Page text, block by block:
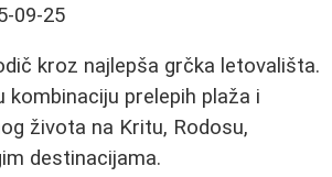
09-25
kroz najlepša grčka letovališta.
kombinaciju prelepih plaža i
života na Kritu, Rodosu,
destinacijama.